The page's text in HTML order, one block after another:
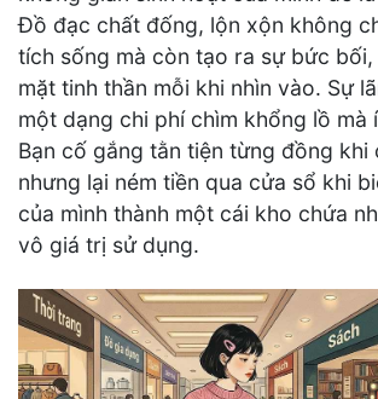
Đồ đạc chất đống, lộn xộn không
tích sống mà còn tạo ra sự bức
mặt tinh thần mỗi khi nhìn vào. Sự
một dạng chi phí chìm khổng lồ mà
Bạn cố gắng tằn tiện từng đồng khi
nhưng lại ném tiền qua cửa sổ khi
của mình thành một cái kho chứa
vô giá trị sử dụng.